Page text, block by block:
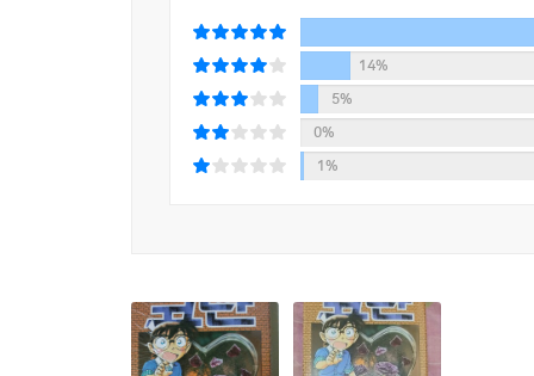
14%
5%
0%
1%